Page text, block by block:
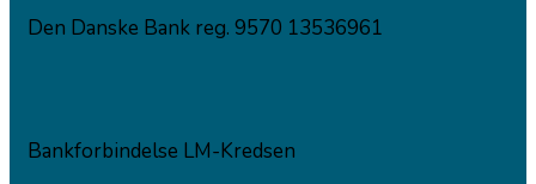
Den Danske Bank reg. 9570 13536961
Bankforbindelse LM-Kredsen